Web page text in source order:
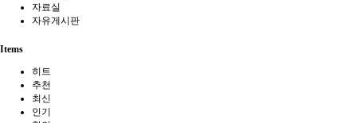
자료실
자유게시판
Items
히트
추천
최신
인기